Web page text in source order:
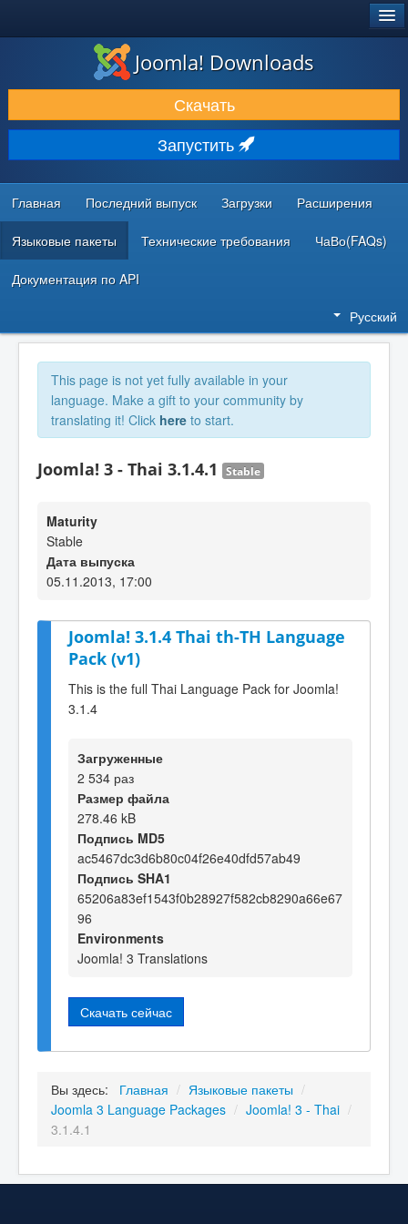
ЗАГРУЗКИ И РАСШИРЕНИЯ
ДОКУМЕНТАЦИЯ И ОБУЧЕНИЕ
СООБЩЕСТВО И ПОДДЕРЖКА
РЕСУРСЫ ДЛЯ РАЗРАБОТЧИКОВ
Joomla! Downloads
Скачать
Запустить
Главная Последний выпуск Загрузки Расширения
Языковые пакеты Технические требования ЧаВо(FAQs)
Документация по API
Русский
This page is not yet fully available in your
language. Make a gift to your community by
translating it! Click here to start.
Joomla! 3 - Thai 3.1.4.1 Stable
Maturity
Stable
Дата выпуска
05.11.2013, 17:00
Joomla! 3.1.4 Thai th-TH Language
Pack (v1)
This is the full Thai Language Pack for Joomla!
3.1.4
Загруженные
2 534 раз
Размер файла
278.46 kB
Подпись MD5
ac5467dc3d6b80c04f26e40dfd57ab49
Подпись SHA1
65206a83ef1543f0b28927f582cb8290a66e67
96
Environments
Joomla! 3 Translations
Скачать сейчас
Вы здесь: Главная / Языковые пакеты /
Joomla 3 Language Packages / Joomla! 3 - Thai /
3.1.4.1